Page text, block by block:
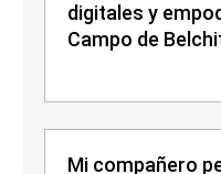
digitales y
Campo de
Mi compañero